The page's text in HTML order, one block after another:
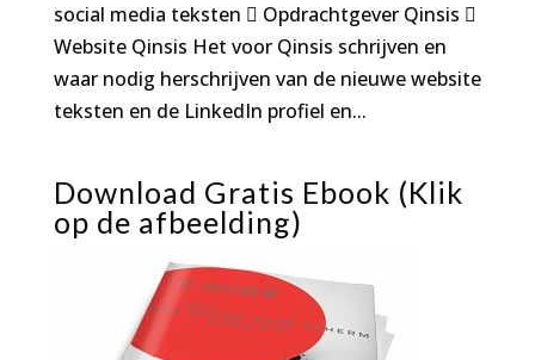
social media teksten  Opdrachtgever Qinsis 
Website Qinsis Het voor Qinsis schrijven en
waar nodig herschrijven van de nieuwe website
teksten en de LinkedIn profiel en...
Download Gratis Ebook (Klik
op de afbeelding)